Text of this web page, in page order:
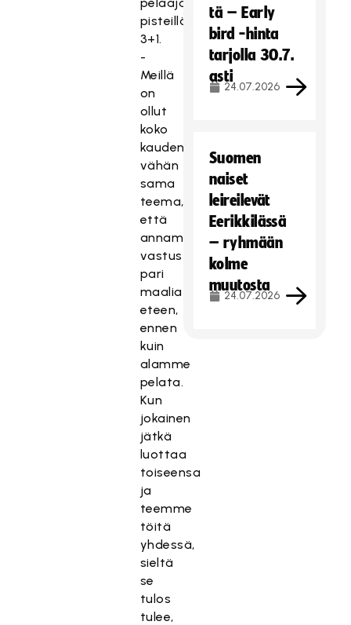
pisteillä
3+1.
-
Meillä
on
ollut
koko
kauden
vähän
sama
teema,
että
annamme
vastustajalle
pari
maalia
eteen,
ennen
kuin
alamme
pelata.
Kun
jokainen
jätkä
luottaa
toiseensa
ja
teemme
töitä
yhdessä,
sieltä
se
tulos
tulee,
tä – Early
bird -hinta
tarjolla 30.7.
asti
24.07.2026
Suomen
naiset
leireilevät
Eerikkilässä
– ryhmään
kolme
muutosta
24.07.2026